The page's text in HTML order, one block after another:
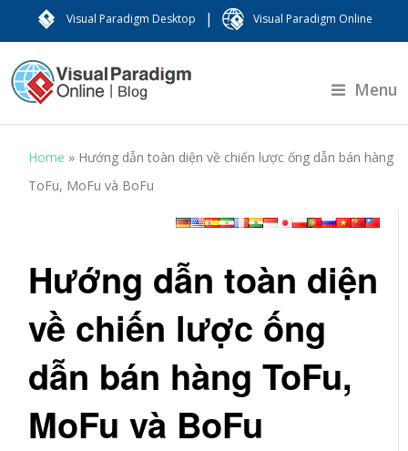
Visual Paradigm Desktop | Visual Paradigm Online
Menu
Home » Hướng dẫn toàn diện về chiến lược ống dẫn bán hàng
ToFu, MoFu và BoFu
Hướng dẫn toàn diện
về chiến lược ống
dẫn bán hàng ToFu,
MoFu và BoFu